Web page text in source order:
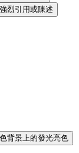
烈引用或陳述
背景上的發光亮色